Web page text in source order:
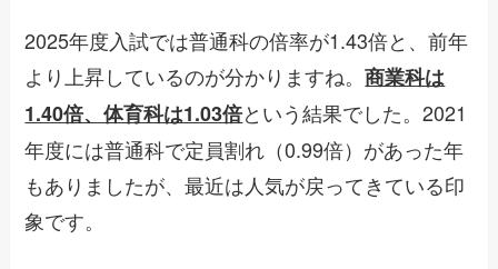
2025年度入試では普通科の倍率が1.43倍と、前年
より上昇しているのが分かりますね。商業科は
1.40倍、体育科は1.03倍という結果でした。2021
年度には普通科で定員割れ（0.99倍）があった年
もありましたが、最近は人気が戻ってきている印
象です。